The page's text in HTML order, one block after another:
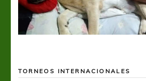
TORNEOS INTERNACIONALES